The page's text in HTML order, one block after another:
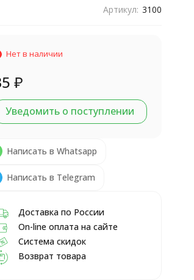
Артикул: 3100
Нет в наличии
₽
Уведомить о поступлении
Написать в Whatsapp
Написать в Telegram
Доставка по России
On-line оплата на сайте
Система скидок
Возврат товара